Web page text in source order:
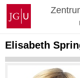
Zum
Inhalt
springen
Johannes
Gutenberg-
Universität
Mainz
Elisabeth